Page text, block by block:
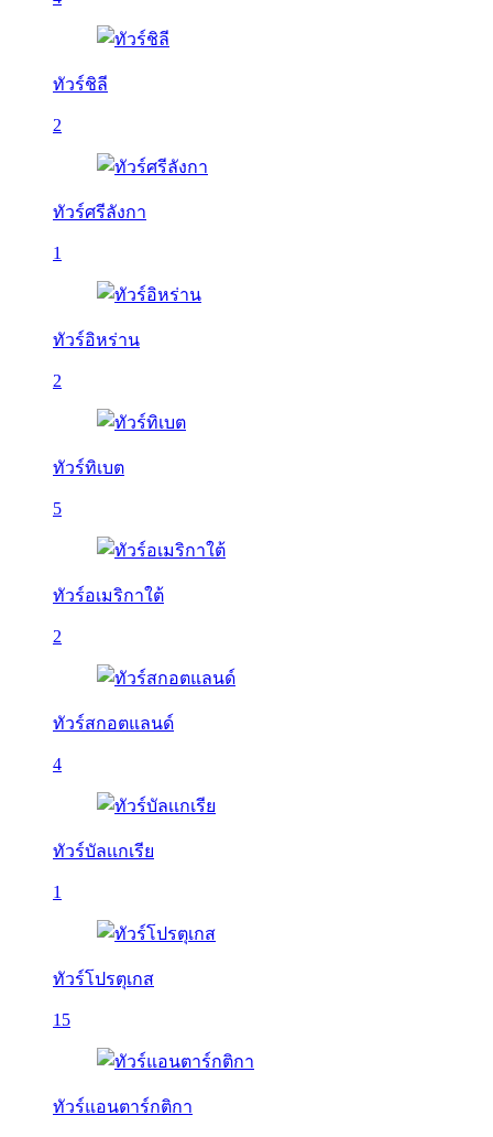
ทัวร์ชิลี
2
ทัวร์ศรีลังกา
1
ทัวร์อิหร่าน
2
ทัวร์ทิเบต
5
ทัวร์อเมริกาใต้
2
ทัวร์สกอตแลนด์
4
ทัวร์บัลเเกเรีย
1
ทัวร์โปรตุเกส
15
ทัวร์แอนตาร์กติกา